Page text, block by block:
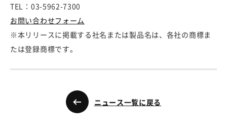
TEL：03-5962-7300
お問い合わせフォーム
※本リリースに掲載する社名または製品名は、各社の商標ま
たは登録商標です。
ニュース一覧に戻る